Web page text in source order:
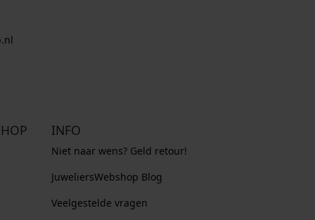
INFO
Niet naar wens? Geld retour!
JuweliersWebshop Blog
Veelgestelde vragen